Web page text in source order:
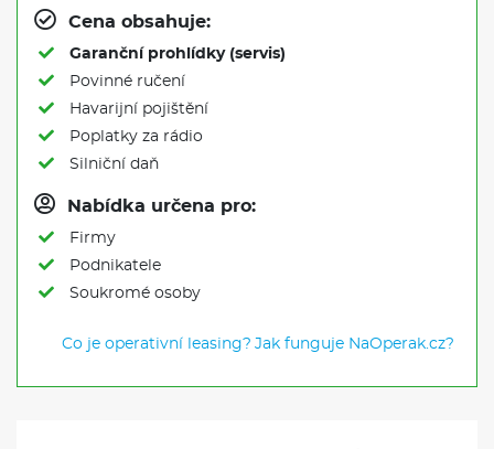
Cena obsahuje:
Garanční prohlídky (servis)
Povinné ručení
Havarijní pojištění
Poplatky za rádio
Silniční daň
Nabídka určena pro:
Firmy
Podnikatele
Soukromé osoby
Co je operativní leasing? Jak funguje NaOperak.cz?